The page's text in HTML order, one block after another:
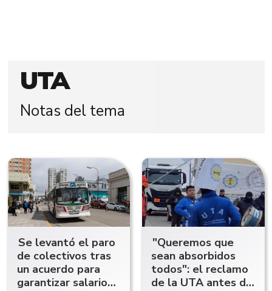
UTA
Notas del tema
Se levantó el paro
de colectivos tras
un acuerdo para
garantizar salarios
"Queremos que
sean absorbidos
todos": el reclamo
de la UTA antes de